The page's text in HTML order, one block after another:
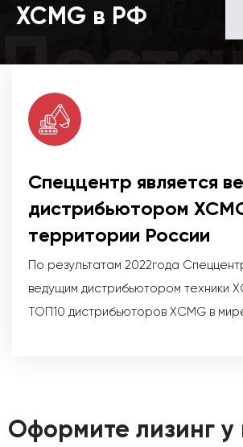
XCMG в РФ
Спеццентр является
дистрибьютором
территории России
По результатам 2022года
ведущим дистрибьютором техники
ТОП10 дистрибьюторов XCMG в
Оформите лизинг у